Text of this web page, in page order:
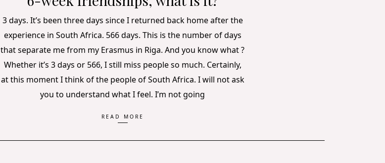
3 days. It’s been three days since I returned back home after the
experience in South Africa. 566 days. This is the number of days
that separate me from my Erasmus in Riga. And you know what ?
Whether it’s 3 days or 566, I still miss people so much. Certainly,
at this moment I think of the people of South Africa. I will not ask
you to understand what I feel. I’m not going
READ MORE